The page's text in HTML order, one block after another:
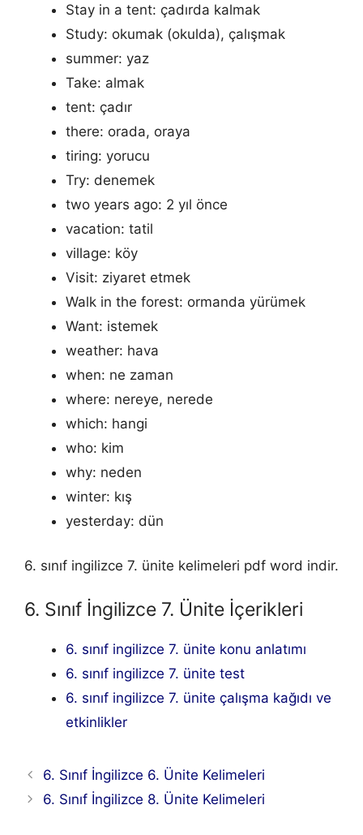
Stay in a tent: çadırda kalmak
Study: okumak (okulda), çalışmak
summer: yaz
Take: almak
tent: çadır
there: orada, oraya
tiring: yorucu
Try: denemek
two years ago: 2 yıl önce
vacation: tatil
village: köy
Visit: ziyaret etmek
Walk in the forest: ormanda yürümek
Want: istemek
weather: hava
when: ne zaman
where: nereye, nerede
which: hangi
who: kim
why: neden
winter: kış
yesterday: dün
6. sınıf ingilizce 7. ünite kelimeleri pdf word indir.
6. Sınıf İngilizce 7. Ünite İçerikleri
6. sınıf ingilizce 7. ünite konu anlatımı
6. sınıf ingilizce 7. ünite test
6. sınıf ingilizce 7. ünite çalışma kağıdı ve
etkinlikler
6. Sınıf İngilizce 6. Ünite Kelimeleri
6. Sınıf İngilizce 8. Ünite Kelimeleri